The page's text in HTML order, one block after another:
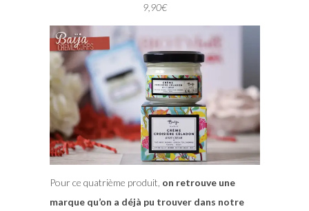
9,90€
Pour ce quatrième produit, on retrouve une
marque qu’on a déjà pu trouver dans notre